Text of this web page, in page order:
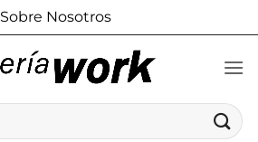
Sobre Nosotros